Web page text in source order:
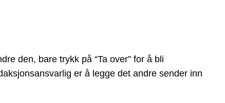
den, bare trykk på “Ta over” for å bli
er å legge det andre sender inn